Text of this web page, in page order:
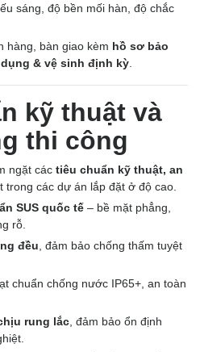
sáng, độ bền mối hàn, độ chắc
hàng, bàn giao kèm hồ sơ bảo
& vệ sinh định kỳ
kỹ thuật và
thi công
ngặt các tiêu chuẩn kỹ thuật, an
trong các dự án lắp đặt ở độ cao.
SUS quốc tế – bề mặt phẳng,
rỗ.
đều , đảm bảo chống thấm tuyệt
chuẩn chống nước IP65+, an toàn
rung lắc , đảm bảo ổn định